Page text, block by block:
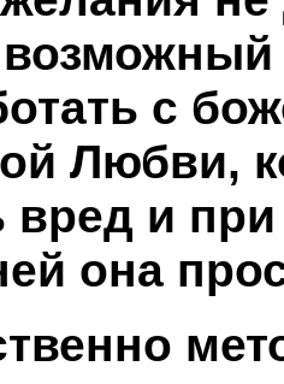
с
Любви,
вред и
она